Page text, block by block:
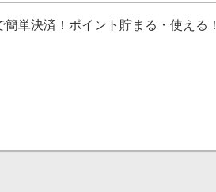
単決済！ポイント貯まる・使える！